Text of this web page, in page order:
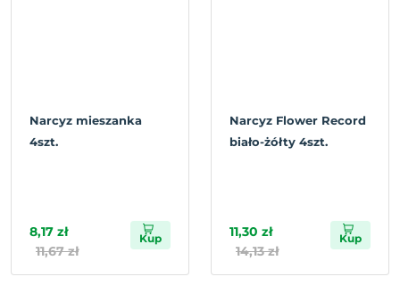
Narcyz mieszanka
4szt.
8,17 zł
11,67 zł
Kup
Narcyz Flower Record
biało-żółty 4szt.
11,30 zł
14,13 zł
Kup